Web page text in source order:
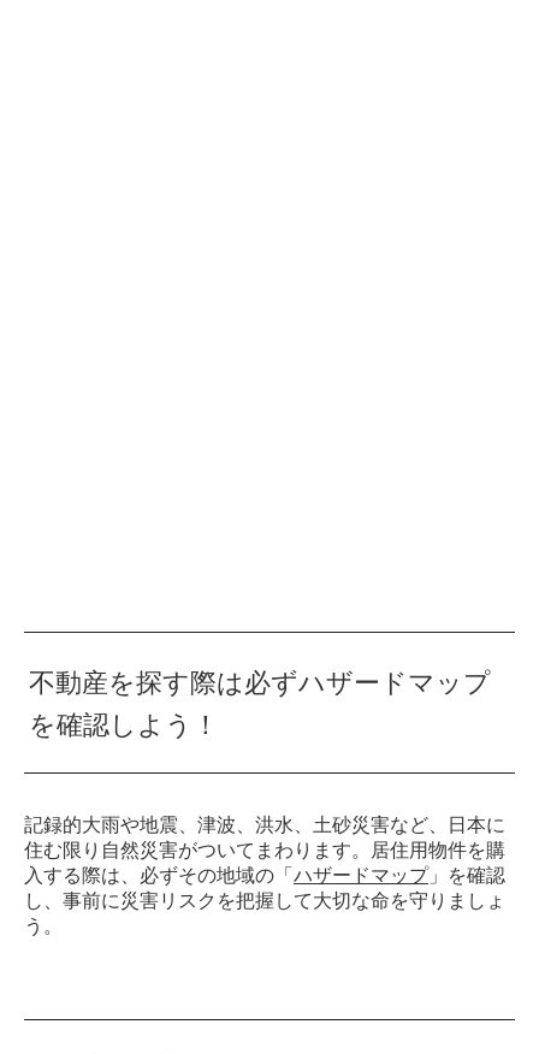
不動産を探す際は必ずハザードマップ
を確認しよう！
記録的大雨や地震、津波、洪水、土砂災害など、日本に
住む限り自然災害がついてまわります。居住用物件を購
入する際は、必ずその地域の「 ハザードマップ」を確認
し、事前に災害リスクを把握して大切な命を守りましょ
う。